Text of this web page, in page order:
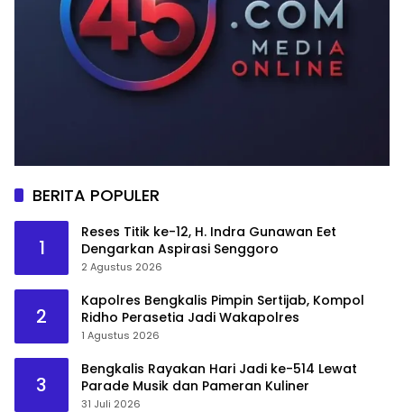
BERITA POPULER
1
Reses Titik ke-12, H. Indra Gunawan Eet
Dengarkan Aspirasi Senggoro
2 Agustus 2026
2
Kapolres Bengkalis Pimpin Sertijab, Kompol
Ridho Perasetia Jadi Wakapolres
1 Agustus 2026
3
Bengkalis Rayakan Hari Jadi ke-514 Lewat
Parade Musik dan Pameran Kuliner
31 Juli 2026